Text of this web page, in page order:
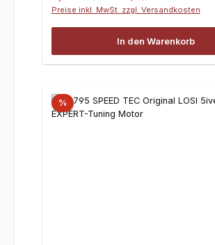
Preise inkl. MwSt. zzgl. Versandkosten
In den Warenkorb
%